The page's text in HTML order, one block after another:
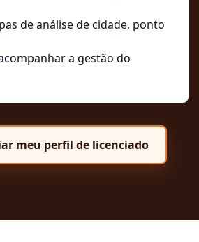
de análise de cidade, ponto
a gestão do
meu perfil de licenciado